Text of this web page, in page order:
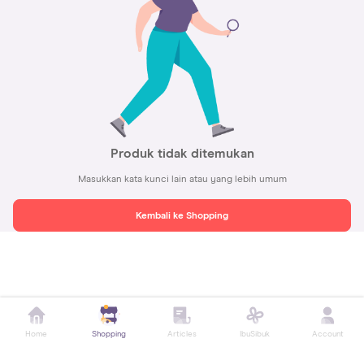
Produk tidak ditemukan
Masukkan kata kunci lain atau yang lebih umum
Kembali ke Shopping
Home Shopping Articles IbuSibuk Account